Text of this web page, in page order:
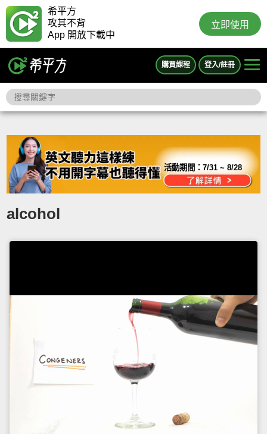
希平方
攻其不背
App 開放下載中
立即使用
購買課程 登入/註冊
活動期間：7/31 ~ 8/28
alcohol